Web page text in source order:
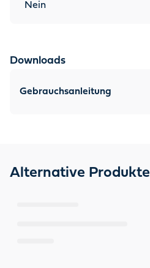
Nein
Downloads
Gebrauchsanleitung
Alternative Produkte